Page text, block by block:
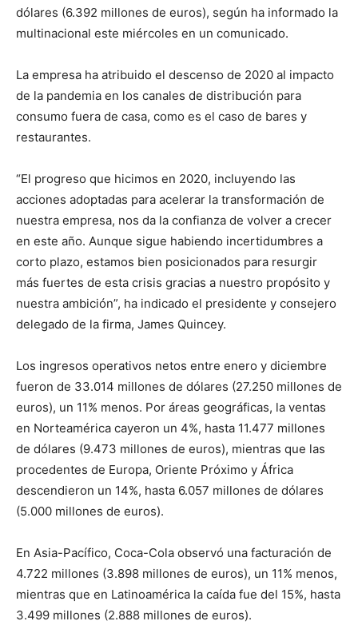
dólares (6.392 millones de euros), según ha informado la
multinacional este miércoles en un comunicado.
La empresa ha atribuido el descenso de 2020 al impacto
de la pandemia en los canales de distribución para
consumo fuera de casa, como es el caso de bares y
restaurantes.
“El progreso que hicimos en 2020, incluyendo las
acciones adoptadas para acelerar la transformación de
nuestra empresa, nos da la confianza de volver a crecer
en este año. Aunque sigue habiendo incertidumbres a
corto plazo, estamos bien posicionados para resurgir
más fuertes de esta crisis gracias a nuestro propósito y
nuestra ambición”, ha indicado el presidente y consejero
delegado de la firma, James Quincey.
Los ingresos operativos netos entre enero y diciembre
fueron de 33.014 millones de dólares (27.250 millones de
euros), un 11% menos. Por áreas geográficas, la ventas
en Norteamérica cayeron un 4%, hasta 11.477 millones
de dólares (9.473 millones de euros), mientras que las
procedentes de Europa, Oriente Próximo y África
descendieron un 14%, hasta 6.057 millones de dólares
(5.000 millones de euros).
En Asia-Pacífico, Coca-Cola observó una facturación de
4.722 millones (3.898 millones de euros), un 11% menos,
mientras que en Latinoamérica la caída fue del 15%, hasta
3.499 millones (2.888 millones de euros).